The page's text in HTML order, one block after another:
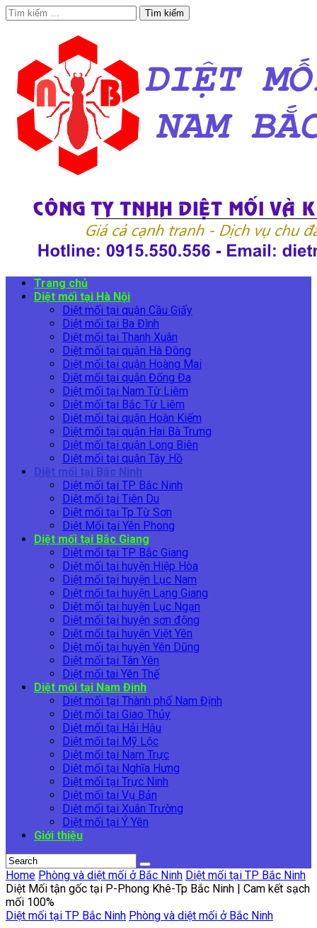
Tìm
kiếm
Trang chủ
Diệt mối tại Hà Nội
Diệt mối tại quận Cầu Giấy
Diệt mối tại Ba Đình
Diệt mối tại Thanh Xuân
Diệt mối tại quận Hà Đông
Diệt mối tại quận Hoàng Mai
Diệt mối tại quận Đống Đa
Diệt mối tại Nam Từ Liêm
Diệt mối tại Bắc Từ Liêm
Diệt mối tại quận Hoàn Kiếm
Diệt mối tại quận Hai Bà Trưng
Diệt mối tại quận Long Biên
Diệt mối tại quận Tây Hồ
Diệt mối tại Bắc Ninh
Diệt mối tại TP Bắc Ninh
Diệt mối tại Tiên Du
Diệt mối tại Tp Từ Sơn
Diệt Mối tại Yên Phong
Diệt mối tại Bắc Giang
Diệt mối tại TP Bắc Giang
Diệt mối tại huyện Hiệp Hòa
Diệt mối tại huyện Lục Nam
Diệt mối tại huyện Lạng Giang
Diệt mối tại huyện Lục Ngạn
Diệt mối tại huyện sơn động
Diệt mối tại huyện Việt Yên
Diệt mối tại huyện Yên Dũng
Diệt mối tại Tân Yên
Diệt mối tai Yên Thế
Diệt mối tại Nam Định
Diệt mối tại Thành phố Nam Định
Diệt mối tại Giao Thủy
Diệt mối tại Hải Hậu
Diệt mối tại Mỹ Lộc
Diệt mối tại Nam Trực
Diệt mối tại Nghĩa Hưng
Diệt mối tại Trực Ninh
Diệt mối tại Vụ Bản
Diệt mối tại Xuân Trường
Diệt mối tại Ý Yên
Giới thiệu
Home Phòng và diệt mối ở Bắc Ninh Diệt mối tại TP Bắc Ninh
Diệt Mối tận gốc tại P-Phong Khê-Tp Bắc Ninh | Cam kết sạch
mối 100%
Diệt mối tại TP Bắc Ninh Phòng và diệt mối ở Bắc Ninh